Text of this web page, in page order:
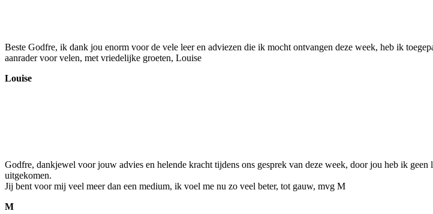
Beste Godfre, ik dank jou enorm voor de vele leer en adviezen die ik mocht ontvangen deze week, heb ik
aanrader voor velen, met vriedelijke groeten, Louise
Louise
Godfre, dankjewel voor jouw advies en helende kracht tijdens ons gesprek van deze week, door jou heb ik
uitgekomen.
Jij bent voor mij veel meer dan een medium, ik voel me nu zo veel beter, tot gauw, mvg M
M